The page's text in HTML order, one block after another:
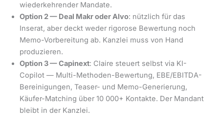
wiederkehrender Mandate.
Option 2 — Deal Makr oder Alvo: nützlich für das
Inserat, aber deckt weder rigorose Bewertung noch
Memo-Vorbereitung ab. Kanzlei muss von Hand
produzieren.
Option 3 — Capinext: Claire steuert selbst via KI-
Copilot — Multi-Methoden-Bewertung, EBE/EBITDA-
Bereinigungen, Teaser- und Memo-Generierung,
Käufer-Matching über 10 000+ Kontakte. Der Mandant
bleibt in der Kanzlei.